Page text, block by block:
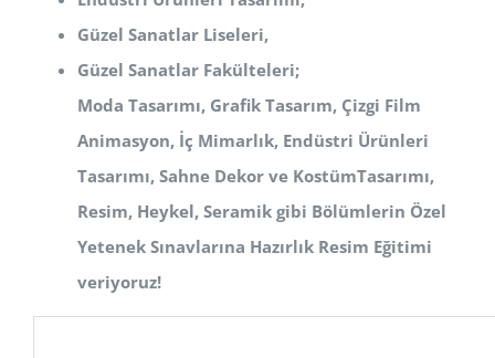
Güzel Sanatlar Liseleri,
Güzel Sanatlar Fakülteleri;
Moda Tasarımı, Grafik Tasarım, Çizgi Film
Animasyon, İç Mimarlık, Endüstri Ürünleri
Tasarımı, Sahne Dekor ve KostümTasarımı,
Resim, Heykel, Seramik gibi Bölümlerin Özel
Yetenek Sınavlarına Hazırlık Resim Eğitimi
veriyoruz!